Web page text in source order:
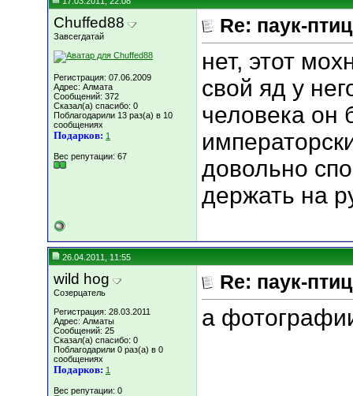
Chuffed88
Завсегдатай
Регистрация: 07.06.2009
Адрес: Алмата
Сообщений: 372
Сказал(а) спасибо: 0
Поблагодарили 13 раз(а) в 10
сообщениях
Подарков: 1
Вес репутации: 67
Re: паук-
нет, этот
свой яд у
человека он
довольно
держать на
26.04.2011, 11:55
wild hog
Созерцатель
Регистрация: 28.03.2011
Адрес: Алматы
Сообщений: 25
Сказал(а) спасибо: 0
Поблагодарили 0 раз(а) в 0
сообщениях
Подарков: 1
Вес репутации: 0
Re: паук-
а